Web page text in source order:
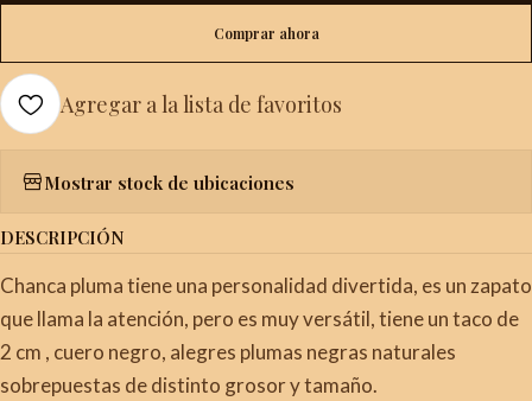
Comprar ahora
Agregar a la lista de favoritos
Mostrar stock de ubicaciones
DESCRIPCIÓN
Chanca pluma tiene una personalidad divertida, es un zapato
que llama la atención, pero es muy versátil, tiene un taco de
2 cm , cuero negro, alegres plumas negras naturales
sobrepuestas de distinto grosor y tamaño.